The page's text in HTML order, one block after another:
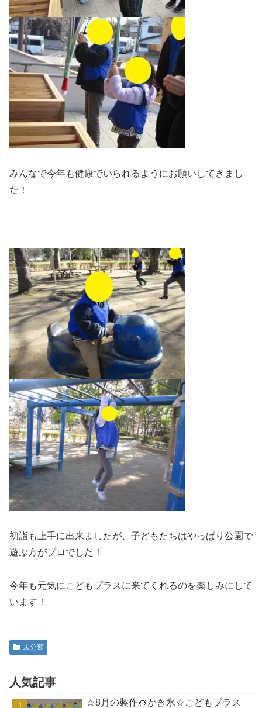
みんなで今年も健康でいられるようにお願いしてきまし
た！
初詣も上手に出来ましたが、子どもたちはやっぱり公園で
遊ぶ方がプロでした！
今年も元気にこどもプラスに来てくれるのを楽しみにして
います！
未分類
人気記事
☆8月の製作🍧かき氷☆こどもプラス